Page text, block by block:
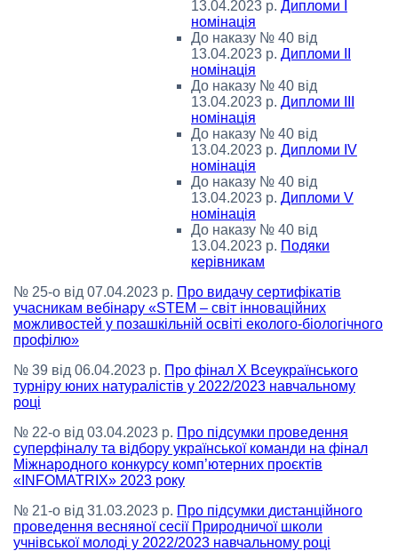
13.04.2023 р. Дипломи І
номінація
До наказу № 40 від
13.04.2023 р. Дипломи IІ
номінація
До наказу № 40 від
13.04.2023 р. Дипломи IIІ
номінація
До наказу № 40 від
13.04.2023 р. Дипломи IV
номінація
До наказу № 40 від
13.04.2023 р. Дипломи V
номінація
До наказу № 40 від
13.04.2023 р. Подяки
керівникам
№ 25-о від 07.04.2023 р. Про видачу сертифікатів
учасникам вебінару «STEM – світ інноваційних
можливостей у позашкільній освіті еколого-біологічного
профілю»
№ 39 від 06.04.2023 р. Про фінал Х Всеукраїнського
турніру юних натуралістів у 2022/2023 навчальному
році
№ 22-о від 03.04.2023 р. Про підсумки проведення
суперфіналу та відбору української команди на фінал
Міжнародного конкурсу комп’ютерних проєктів
«INFOMATRIX» 2023 року
№ 21-о від 31.03.2023 р. Про підсумки дистанційного
проведення весняної сесії Природничої школи
учнівської молоді у 2022/2023 навчальному році